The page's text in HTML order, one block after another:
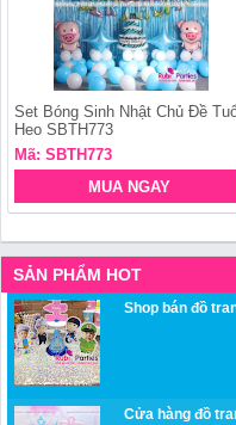
Set Bóng Sinh Nhật Chủ Đề
Heo SBTH773
Mã: SBTH773
MUA NGAY
SẢN PHẨM HOT
Shop bán đồ
Cửa hàng đồ